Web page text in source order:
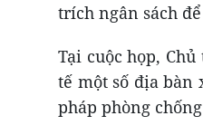
trích ngân sách
Tại cuộc họp,
tế một số địa
pháp phòng